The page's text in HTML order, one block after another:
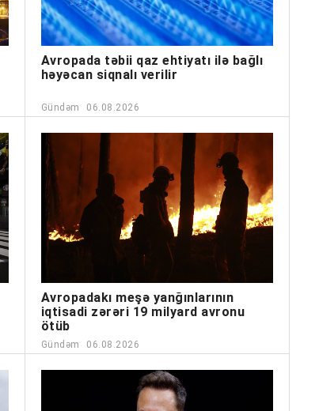
Avropada təbii qaz ehtiyatı ilə bağlı
həyəcan siqnalı verilir
Gündəm 06.08.2026
Avropadakı meşə yanğınlarının
iqtisadi zərəri 19 milyard avronu
ötüb
Gündəm 06.08.2026